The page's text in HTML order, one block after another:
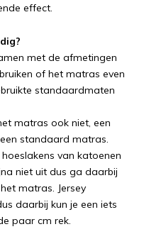
effect.
met de afmetingen
of het matras even
standaardmaten
matras ook niet, een
standaard matras.
van katoenen
niet uit dus ga daarbij
matras. Jersey
daarbij kun je een iets
paar cm rek.